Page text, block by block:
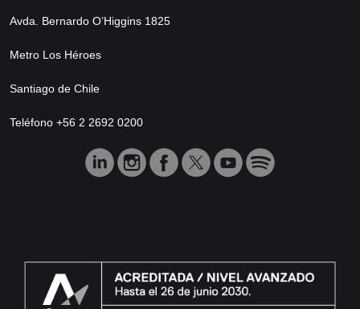
Avda. Bernardo O’Higgins 1825
Metro Los Héroes
Santiago de Chile
Teléfono +56 2 2692 0200